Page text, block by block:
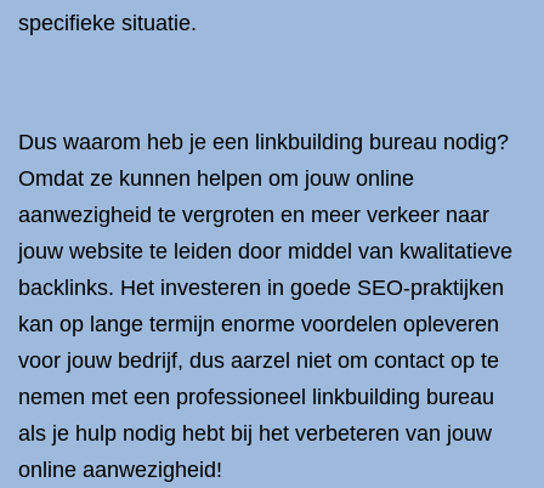
specifieke situatie.
Dus waarom heb je een linkbuilding bureau nodig?
Omdat ze kunnen helpen om jouw online
aanwezigheid te vergroten en meer verkeer naar
jouw website te leiden door middel van kwalitatieve
backlinks. Het investeren in goede SEO-praktijken
kan op lange termijn enorme voordelen opleveren
voor jouw bedrijf, dus aarzel niet om contact op te
nemen met een professioneel linkbuilding bureau
als je hulp nodig hebt bij het verbeteren van jouw
online aanwezigheid!